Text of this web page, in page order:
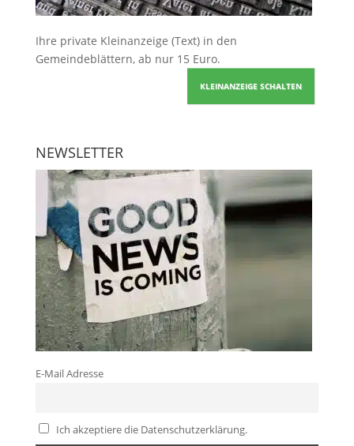
Ihre private Kleinanzeige (Text) in den
Gemeindeblättern, ab nur 15 Euro.
KLEINANZEIGE SCHALTEN
NEWSLETTER
E-Mail Adresse
Ich akzeptiere die Datenschutzerklärung.